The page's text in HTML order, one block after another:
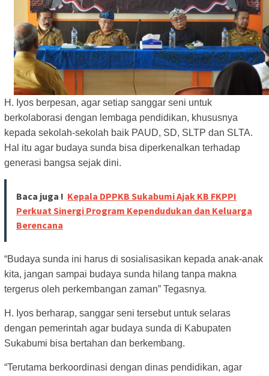
H. Iyos berpesan, agar setiap sanggar seni untuk
berkolaborasi dengan lembaga pendidikan, khususnya
kepada sekolah-sekolah baik PAUD, SD, SLTP dan SLTA.
Hal itu agar budaya sunda bisa diperkenalkan terhadap
generasi bangsa sejak dini.
Baca juga ! Kepala DPPKB Sukabumi Ajak KB FKPPI
Perkuat Sinergi Program Kependudukan dan Keluarga
Berencana
“Budaya sunda ini harus di sosialisasikan kepada anak-anak
kita, jangan sampai budaya sunda hilang tanpa makna
tergerus oleh perkembangan zaman” Tegasnya.
H. Iyos berharap, sanggar seni tersebut untuk selaras
dengan pemerintah agar budaya sunda di Kabupaten
Sukabumi bisa bertahan dan berkembang.
“Terutama berkoordinasi dengan dinas pendidikan, agar